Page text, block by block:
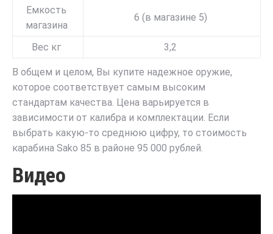
Емкость
магазина
6 (в магазине 5)
Вес кг 3,2
В общем и целом, Вы купите надежное оружие,
которое соответствует самым высоким
стандартам качества. Цена варьируется в
зависимости от калибра и комплектации. Если
выбрать какую-то среднюю цифру, то стоимость
карабина Sako 85 в районе 95 000 рублей.
Видео